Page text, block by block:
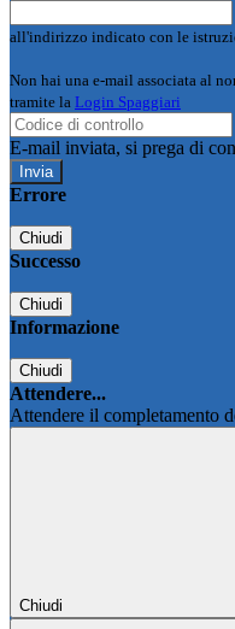
all'indirizzo indicato con le
Non hai una e-mail associata al
tramite la Login Spaggiari
E-mail inviata, si prega di
Errore
Chiudi
Successo
Chiudi
Informazione
Chiudi
Attendere...
Attendere il completamento
Chiudi